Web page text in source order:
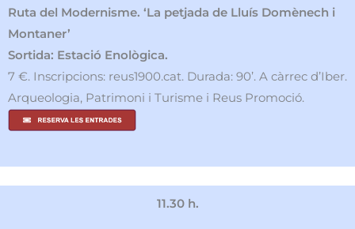
Ruta del Modernisme. ‘La petjada de Lluís Domènech i
Montaner’
Sortida: Estació Enològica.
7 €. Inscripcions: reus1900.cat. Durada: 90’. A càrrec d’Iber.
Arqueologia, Patrimoni i Turisme i Reus Promoció.
11.30 h.